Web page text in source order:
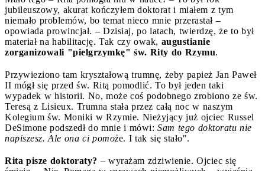
jubileuszowy, akurat kończyłem doktorat i miałem z tym
niemało problemów, bo temat nieco mnie przerastał –
opowiada prowincjał. – Dzisiaj, po latach, twierdzę, że to był
materiał na habilitację. Tak czy owak, augustianie
zorganizowali "pielgrzymkę" św. Rity do Rzymu.
Przywieziono tam kryształową trumnę, żeby papież Jan Paweł
II mógł się przed św. Ritą pomodlić. To był jeden taki
wypadek w historii. No, może coś podobnego zrobiono ze św.
Teresą z Lisieux. Trumna stała przez całą noc w naszym
Kolegium św. Moniki w Rzymie. Nieżyjący już ojciec Russel
DeSimone podszedł do mnie i mówi: Sam tego doktoratu nie
napiszesz. Ale ona ci pomoże. I tak się stało".
Rita pisze doktoraty? – wyrażam zdziwienie. Ojciec się